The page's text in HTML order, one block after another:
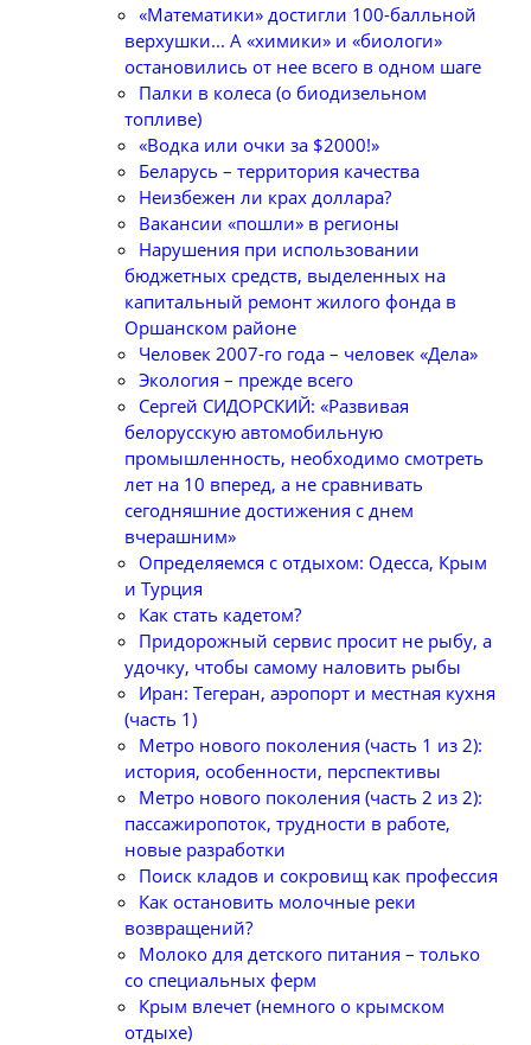
«Математики» достигли 100-балльной
верхушки... А «химики» и «биологи»
остановились от нее всего в одном шаге
Палки в колеса (о биодизельном
топливе)
«Водка или очки за $2000!»
Беларусь – территория качества
Неизбежен ли крах доллара?
Вакансии «пошли» в регионы
Нарушения при использовании
бюджетных средств, выделенных на
капитальный ремонт жилого фонда в
Оршанском районе
Человек 2007-го года – человек «Дела»
Экология – прежде всего
Сергей СИДОРСКИЙ: «Развивая
белорусскую автомобильную
промышленность, необходимо смотреть
лет на 10 вперед, а не сравнивать
сегодняшние достижения с днем
вчерашним»
Определяемся с отдыхом: Одесса, Крым
и Турция
Как стать кадетом?
Придорожный сервис просит не рыбу, а
удочку, чтобы самому наловить рыбы
Иран: Тегеран, аэропорт и местная кухня
(часть 1)
Метро нового поколения (часть 1 из 2):
история, особенности, перспективы
Метро нового поколения (часть 2 из 2):
пассажиропоток, трудности в работе,
новые разработки
Поиск кладов и сокровищ как профессия
Как остановить молочные реки
возвращений?
Молоко для детского питания – только
со специальных ферм
Крым влечет (немного о крымском
отдыхе)